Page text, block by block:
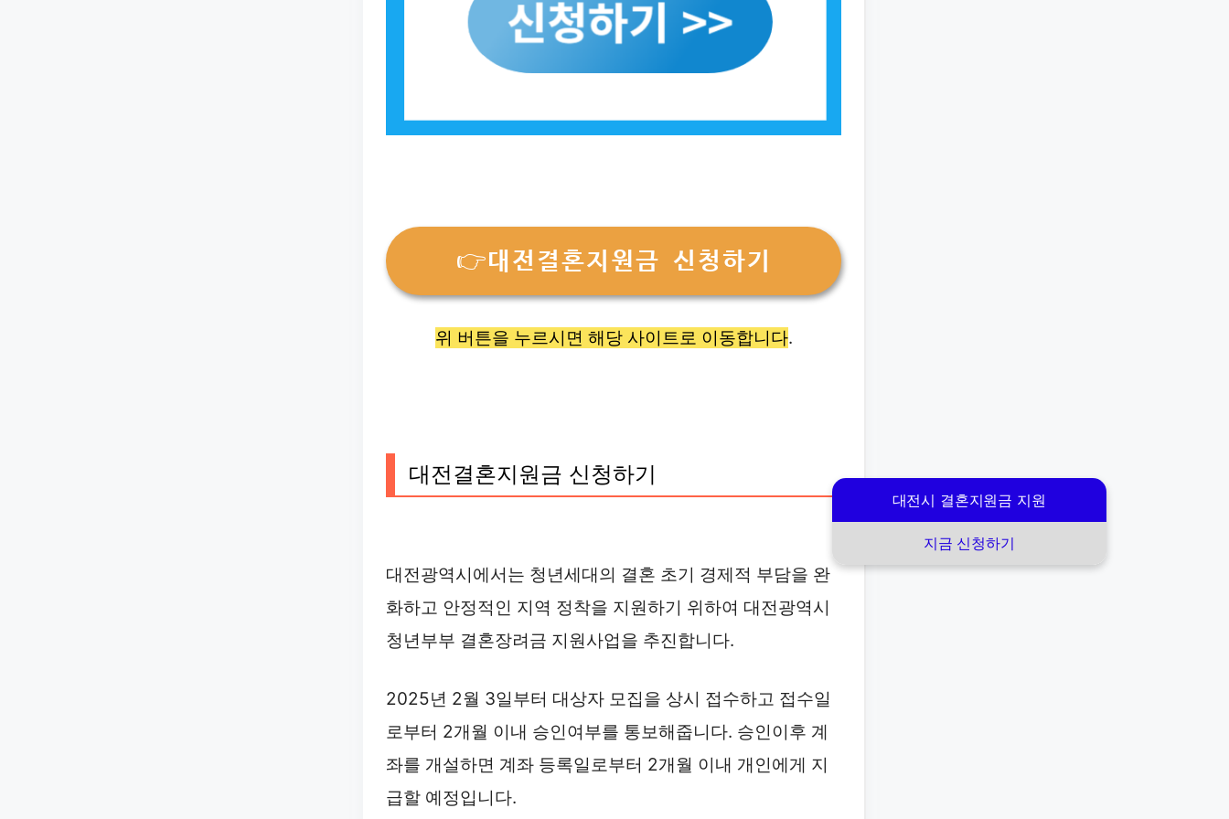
대전시 결혼지원금 지원
지금 신청하기
👉대전결혼지원금 신청하기
위 버튼을 누르시면 해당 사이트로 이동합니다.
대전결혼지원금 신청하기
대전광역시에서는 청년세대의 결혼 초기 경제적 부담을 완
화하고 안정적인 지역 정착을 지원하기 위하여 대전광역시
청년부부 결혼장려금 지원사업을 추진합니다.
2025년 2월 3일부터 대상자 모집을 상시 접수하고 접수일
로부터 2개월 이내 승인여부를 통보해줍니다. 승인이후 계
좌를 개설하면 계좌 등록일로부터 2개월 이내 개인에게 지
급할 예정입니다.